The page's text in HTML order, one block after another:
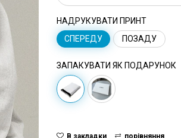
НАДРУКУВАТИ ПРИНТ
СПЕРЕДУ
ПОЗАДУ
ЗАПАКУВАТИ ЯК ПОДАРУНОК
В закладки порівняння